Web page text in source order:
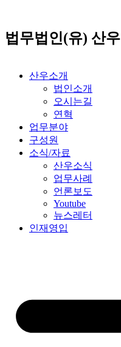
츠
로
법무법인(유) 산우
산우소개
법인소개
오시는길
연혁
업무분야
구성원
소식/자료
산우소식
업무사례
언론보도
Youtube
뉴스레터
인재영입